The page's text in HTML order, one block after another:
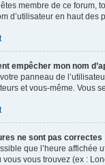
membre de ce forum,
d’utilisateur en haut des
empêcher mon nom
panneau de
et vous-même. Vous
ne sont pas correctes
que l’heure
vous vous trouvez (ex :